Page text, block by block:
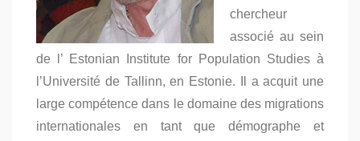
chercheur
associé au sein
de l’ Estonian Institute for Population Studies à
l’Université de Tallinn, en Estonie. Il a acquit une
large compétence dans le domaine des migrations
internationales en tant que démographe et